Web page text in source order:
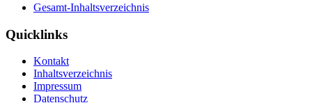
Gesamt-Inhaltsverzeichnis
Quicklinks
Kontakt
Inhaltsverzeichnis
Impressum
Datenschutz